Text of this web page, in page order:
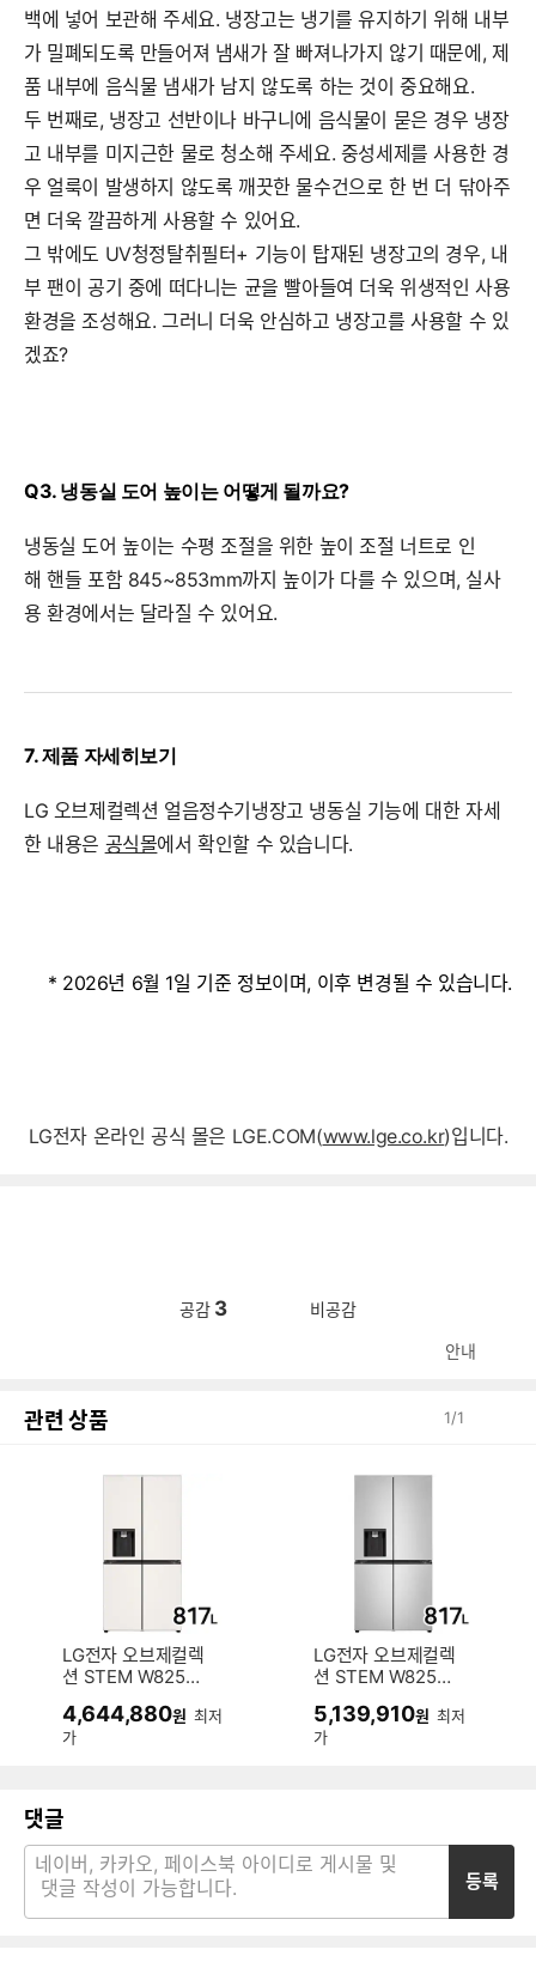
백에 넣어 보관해 주세요. 냉장고는 냉기를 유지하기 위해 내부
가 밀폐되도록 만들어져 냄새가 잘 빠져나가지 않기 때문에, 제
품 내부에 음식물 냄새가 남지 않도록 하는 것이 중요해요.
두 번째로, 냉장고 선반이나 바구니에 음식물이 묻은 경우 냉장
고 내부를 미지근한 물로 청소해 주세요. 중성세제를 사용한 경
우 얼룩이 발생하지 않도록 깨끗한 물수건으로 한 번 더 닦아주
면 더욱 깔끔하게 사용할 수 있어요.
그 밖에도 UV청정탈취필터+ 기능이 탑재된 냉장고의 경우, 내
부 팬이 공기 중에 떠다니는 균을 빨아들여 더욱 위생적인 사용
환경을 조성해요. 그러니 더욱 안심하고 냉장고를 사용할 수 있
겠죠?
Q3. 냉동실 도어 높이는 어떻게 될까요?
냉동실 도어 높이는 수평 조절을 위한 높이 조절 너트로 인
해 핸들 포함 845~853mm까지 높이가 다를 수 있으며, 실사
용 환경에서는 달라질 수 있어요.
7. 제품 자세히보기
LG 오브제컬렉션 얼음정수기냉장고 냉동실 기능에 대한 자세
한 내용은 공식몰에서 확인할 수 있습니다.
* 2026년 6월 1일 기준 정보이며, 이후 변경될 수 있습니다.
LG전자 온라인 공식 몰은 LGE.COM(www.lge.co.kr)입니다.
공감 3 비공감
안내
관련 상품 1/1
LG전자 오브제컬렉
션 STEM W825GB
4,644,880원 최저
가
LG전자 오브제컬렉
션 STEM W825SV
5,139,910원 최저
가
댓글
등록